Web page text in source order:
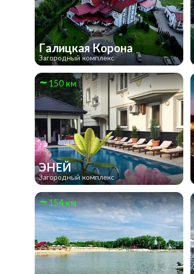
Галицкая Корона
Загородный комплекс
150 км
ЭНЕЙ
Загородный комплекс
154 км